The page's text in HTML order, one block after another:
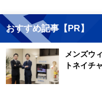
おすすめ記事【PR】
メンズウ
トネイチ